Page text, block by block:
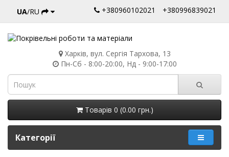
UA/RU +380960102021 +380996839021
Харків, вул. Сергія Тархова, 13
Пн-Сб - 8:00-20:00, Нд - 9:00-17:00
Товарів 0 (0.00 грн.)
Категорії